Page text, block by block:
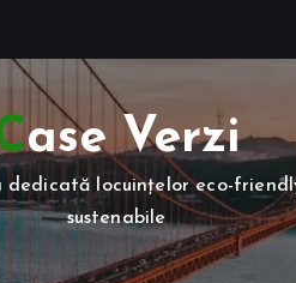
Case Verzi
dedicată locuințelor eco-
sustenabile